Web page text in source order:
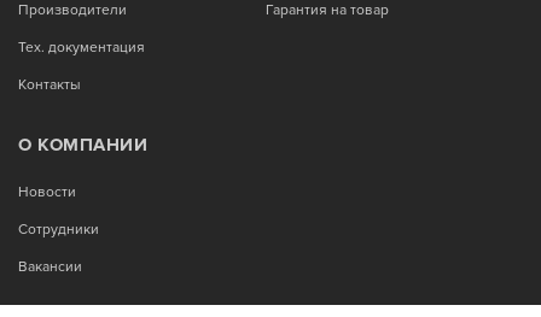
Производители
Тех. документация
Контакты
Гарантия на товар
О КОМПАНИИ
Новости
Сотрудники
Вакансии